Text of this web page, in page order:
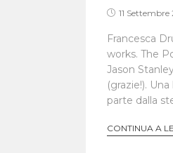
11 Settembre
Francesca
works. The
Jason
(grazie!).
parte dalla
CONTINUA A